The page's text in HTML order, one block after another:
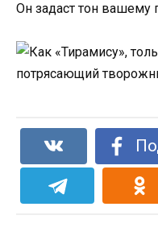
Он задаст тон вашему